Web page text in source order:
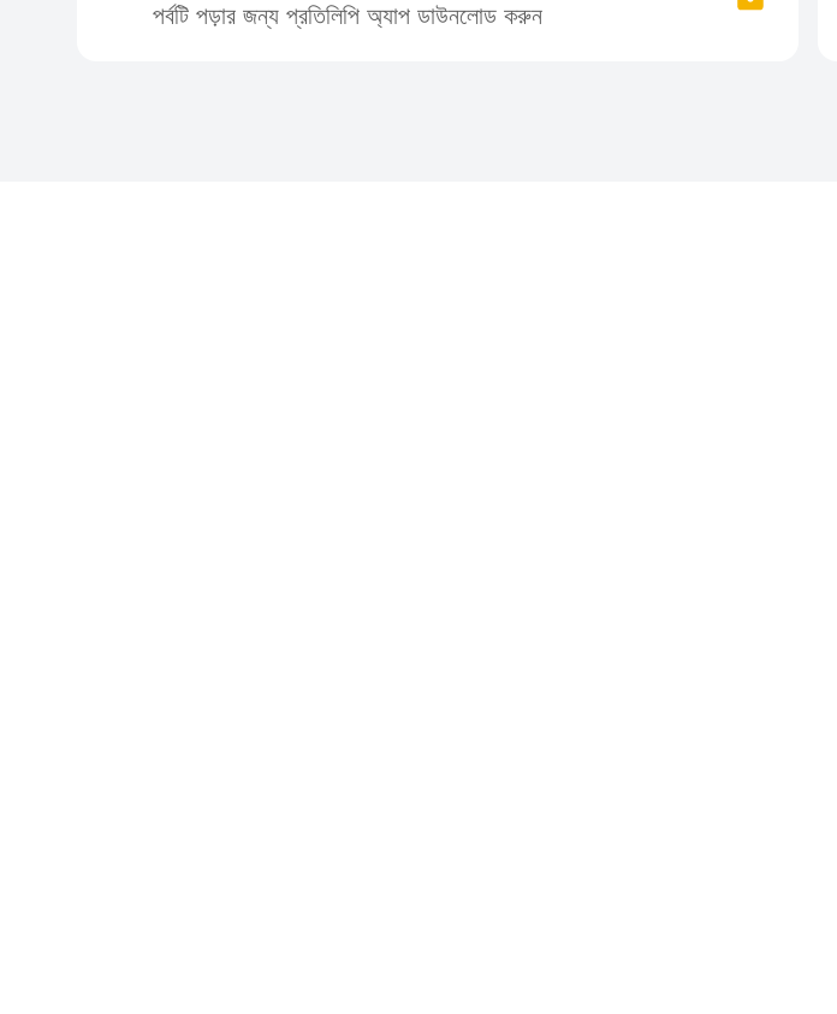
পর্বটি পড়ার জন্য প্রতিলিপি অ্যাপ ডাউনলোড করুন